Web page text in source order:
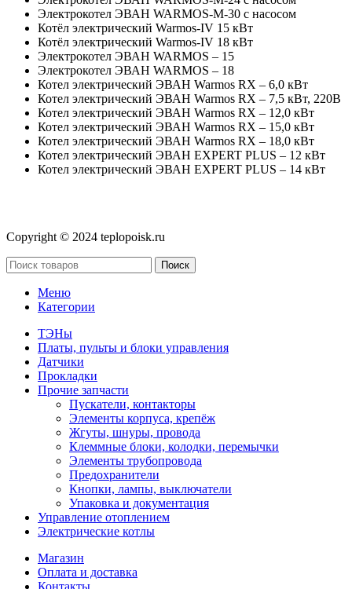
Электрокотел ЭВАН WARMOS-М-30 с насосом
Котёл электрический Warmos-IV 15 кВт
Котёл электрический Warmos-IV 18 кВт
Электрокотел ЭВАН WARMOS – 15
Электрокотел ЭВАН WARMOS – 18
Котел электрический ЭВАН Warmos RX – 6,0 кВт
Котел электрический ЭВАН Warmos RX – 7,5 кВт, 220В
Котел электрический ЭВАН Warmos RX – 12,0 кВт
Котел электрический ЭВАН Warmos RX – 15,0 кВт
Котел электрический ЭВАН Warmos RX – 18,0 кВт
Котел электрический ЭВАН EXPERT PLUS – 12 кВт
Котел электрический ЭВАН EXPERT PLUS – 14 кВт
Copyright © 2024 teplopoisk.ru
Поиск
Меню
Категории
ТЭНы
Платы, пульты и блоки управления
Датчики
Прокладки
Прочие запчасти
Пускатели, контакторы
Элементы корпуса, крепёж
Жгуты, шнуры, провода
Клеммные блоки, колодки, перемычки
Элементы трубопровода
Предохранители
Кнопки, лампы, выключатели
Упаковка и документация
Управление отоплением
Электрические котлы
Магазин
Оплата и доставка